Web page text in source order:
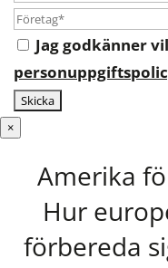
Jag godkänner
×
Amerika
Hur
förbereda